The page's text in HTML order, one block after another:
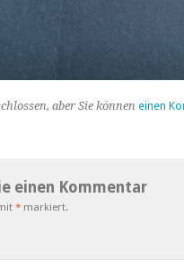
aber Sie können einen
einen Kommentar
* markiert.